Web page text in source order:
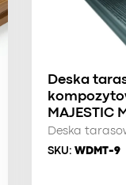
Deska
MAJESTIC
Deska
SKU: WDMT-9